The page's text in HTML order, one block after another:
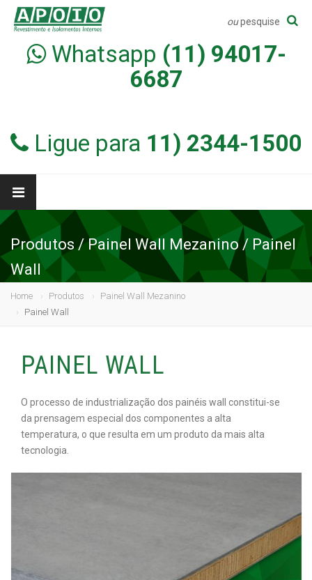
oupesquise
Whatsapp (11) 94017-
6687
Ligue para 11) 2344-1500
Produtos / Painel Wall Mezanino / Painel
Wall
Home Produtos
Painel Wall Mezanino
Painel Wall
PAINEL WALL
O processo de industrialização dos painéis wall constitui-se
da prensagem especial dos componentes a alta
temperatura, o que resulta em um produto da mais alta
tecnologia.